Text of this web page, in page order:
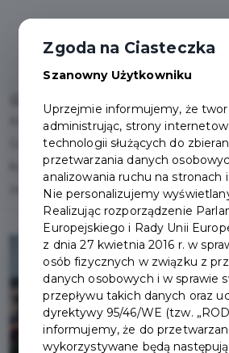
Konsultacje projektu uchwały Rady
Gdański w sprawie zasad udzielania
konserwatorskie, restauratorskie i
zabytkach
Zgoda na Ciasteczka
Szanowny Użytkowniku
Uprzejmie informujemy, że
administrując, strony
technologii służących do
przetwarzania danych
analizowania ruchu na stronach
Nie personalizujemy
Realizując rozporządzenie
Europejskiego i Rady Unii
z dnia 27 kwietnia 2016 r. w
osób fizycznych w związku z
danych osobowych i w sprawie
przepływu takich danych oraz
dyrektywy 95/46/WE (tzw.
informujemy, że do
wykorzystywane będą